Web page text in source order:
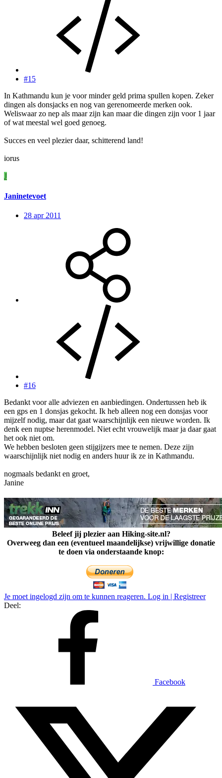
#15
In Kathmandu kun je voor minder geld prima spullen kopen. Zeker
dingen als donsjacks en nog van gerenomeerde merken ook.
Weliswaar zo nep als maar zijn kan maar die dingen zijn voor 1 jaar
of wat meestal wel goed genoeg.
Succes en veel plezier daar, schitterend land!
iorus
J
Janinetevoet
28 apr 2011
#16
Bedankt voor alle adviezen en aanbiedingen. Ondertussen heb ik
een gps en 1 donsjas gekocht. Ik heb alleen nog een donsjas voor
mijzelf nodig, maar dat gaat waarschijnlijk een nieuwe worden. Ik
denk een nuptse herenmodel. Niet echt vrouwelijk maar ja daar gaat
het ook niet om.
We hebben besloten geen stijgijzers mee te nemen. Deze zijn
waarschijnlijk niet nodig en anders huur ik ze in Kathmandu.
nogmaals bedankt en groet,
Janine
Beleef jij plezier aan Hiking-site.nl?
Overweeg dan een (eventueel maandelijkse) vrijwillige donatie
te doen via onderstaande knop:
Je moet ingelogd zijn om te kunnen reageren. Log in | Registreer
Deel:
Facebook